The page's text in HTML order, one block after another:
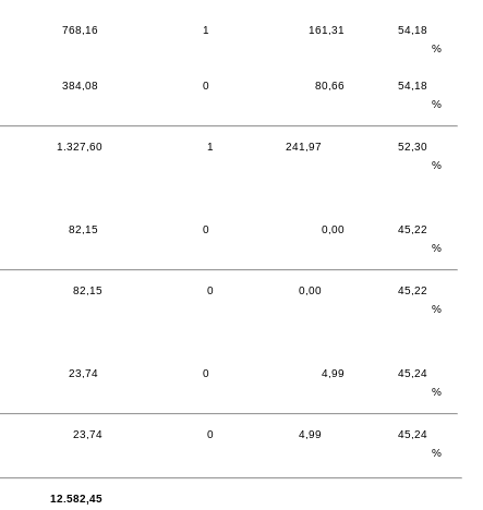
768,16 1 161,31
54,18
%
384,08 0 80,66
54,18
%
1.327,60 1 241,97
52,30
%
82,15 0 0,00
45,22
%
82,15 0 0,00
45,22
%
23,74 0 4,99
45,24
%
23,74 0 4,99
45,24
%
12.582,45